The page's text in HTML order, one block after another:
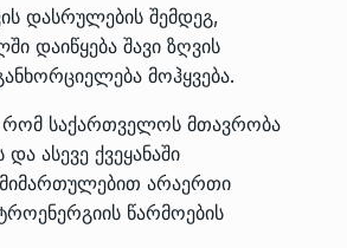
დასრულების შემდეგ,
დაიწყება შავი ზღვის
მოჰყვება.
რომ საქართველოს მთავრობა
ასევე ქვეყანაში
მიმართულებით არაერთი
წარმოების